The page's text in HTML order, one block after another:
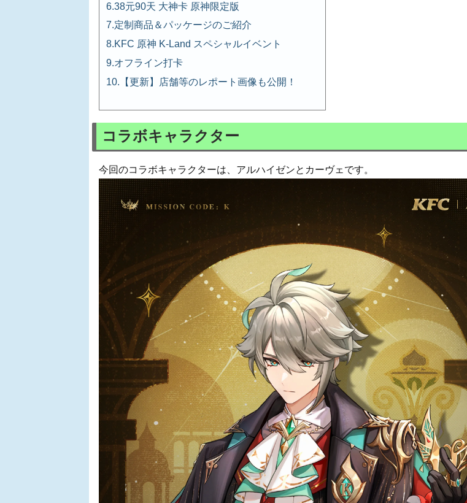
38元90天 大神卡 原神限定版
定制商品＆パッケージのご紹介
KFC 原神 K-Land スペシャルイベント
オフライン打卡
【更新】店舗等のレポート画像も公開！
コラボキャラクター
今回のコラボキャラクターは、アルハイゼンとカーヴェです。